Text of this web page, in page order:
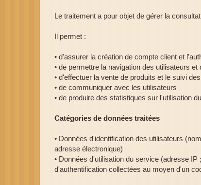
Le traitement a pour objet de gérer la
Il permet :
• d'assurer la création de compte client et
• de permettre la navigation des utilisateurs
• d'effectuer la vente de produits et le suivi
• de communiquer avec les utilisateurs
• de produire des statistiques sur l'utilisation
Catégories de données traitées
• Données d'identification des utilisateurs
adresse électronique)
• Données d'utilisation du service (adresse
d'authentification collectées au moyen d'un